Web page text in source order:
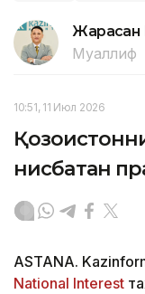
Муаллиф
10:51, 11 Июл 2026
нисбатан
ASTANA.
National Interest